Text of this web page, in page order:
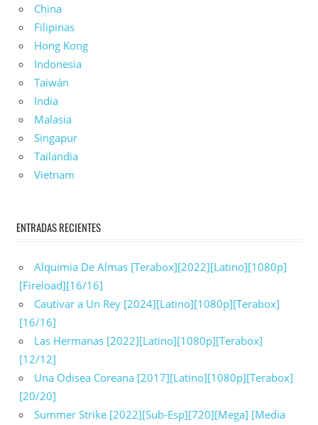
China
Filipinas
Hong Kong
Indonesia
Taiwán
India
Malasia
Singapur
Tailandia
Vietnam
ENTRADAS RECIENTES
Alquimia De Almas [Terabox][2022][Latino][1080p]
[Fireload][16/16]
Cautivar a Un Rey [2024][Latino][1080p][Terabox]
[16/16]
Las Hermanas [2022][Latino][1080p][Terabox]
[12/12]
Una Odisea Coreana [2017][Latino][1080p][Terabox]
[20/20]
Summer Strike [2022][Sub-Esp][720][Mega] [Media